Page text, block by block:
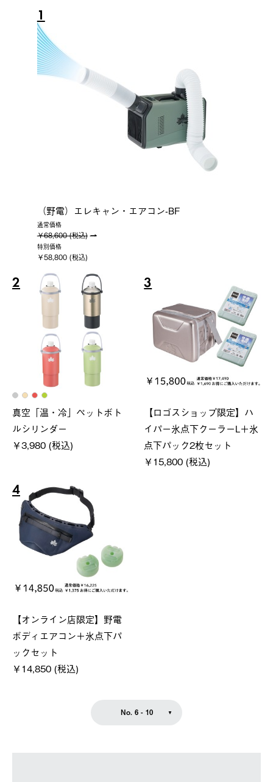
1
（野電）エレキャン・エアコン-BF
通常価格
￥68,600 (税込)
特別価格
￥58,800 (税込)
2
真空「温・冷」ペットボト
ルシリンダー
￥3,980 (税込)
3
【ロゴスショップ限定】ハ
イパー氷点下クーラーL＋氷
点下パック2枚セット
￥15,800 (税込)
4
【オンライン店限定】野電
ボディエアコン＋氷点下パ
ックセット
￥14,850 (税込)
No. 6 - 10